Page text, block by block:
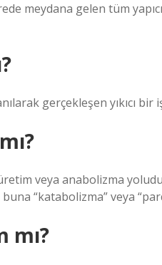
meydana gelen tüm
gerçekleşen yıkıcı bir
veya anabolizma
“katabolizma” veya
mı?